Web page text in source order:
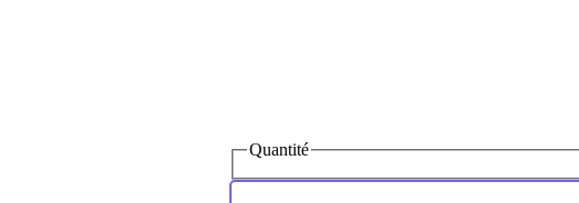
Quantité